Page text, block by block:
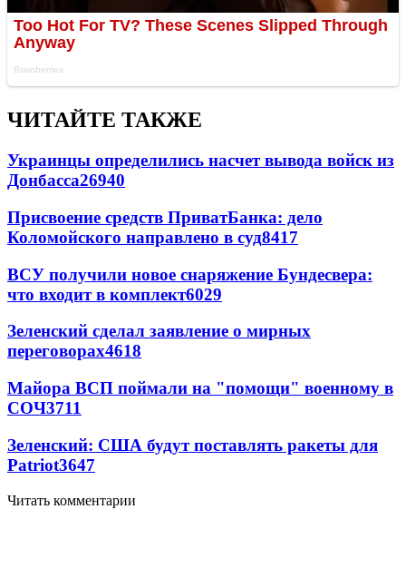
ЧИТАЙТЕ ТАКЖЕ
Украинцы определились насчет вывода войск из
Донбасса26940
Присвоение средств ПриватБанка: дело
Коломойского направлено в суд8417
ВСУ получили новое снаряжение Бундесвера:
что входит в комплект6029
Зеленский сделал заявление о мирных
переговорах4618
Майора ВСП поймали на "помощи" военному в
СОЧ3711
Зеленский: США будут поставлять ракеты для
Patriot3647
Читать комментарии